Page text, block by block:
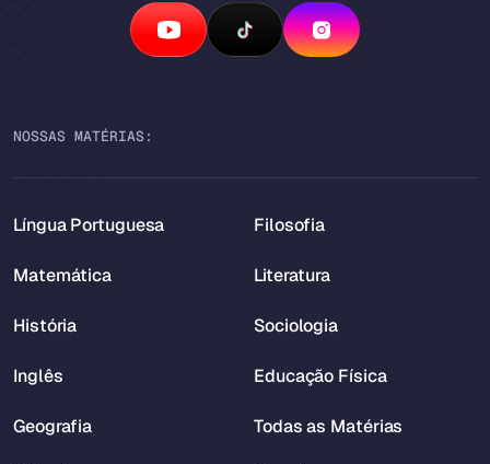
NOSSAS MATÉRIAS:
Língua Portuguesa
Matemática
História
Inglês
Geografia
Filosofia
Literatura
Sociologia
Educação Física
Todas as Matérias